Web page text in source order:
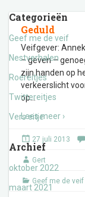
Categorieën
Geef me de veif
Nestverhalen
Roereitjes
Twittereitjes
Vers eitje
Archief
oktober 2022
maart 2021
Geduld
Veifgever:
– geven –
zijn handen op
verkeerslicht
op…
Lees meer ›
27 juli 2013
Gert
Geef me de veif